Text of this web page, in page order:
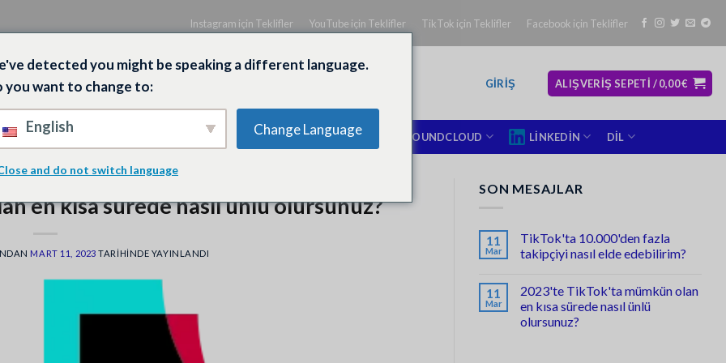
Instagram için Teklifler YouTube için Teklifler TikTok için Teklifler Facebook için Teklifler
GIRIŞ ALIŞVERIŞ SEPETI /0,00€
FACEBOOK TWITCH X SOUNDCLOUD LINKEDIN DIL
en kısa sürede nasıl ünlü olursunuz?
MART 11, 2023 TARIHINDE YAYINLANDI
SON MESAJLAR
11
Mar
TikTok'ta 10.000'den fazla
takipçiyi nasıl elde edebilirim?
Wie
bekomme
ich
mehr
11
Mar
2023'te TikTok'ta mümkün olan
en kısa sürede nasıl ünlü
olursunuz?
detected you might be speaking a different language.
you want to change to:
English Change Language
and do not switch language